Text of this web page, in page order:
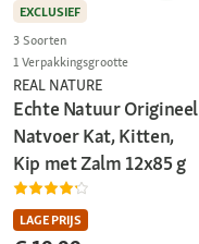
EXCLUSIEF
3 Soorten
1 Verpakkingsgrootte
REAL NATURE
Echte Natuur Origineel
Natvoer Kat, Kitten,
Kip met Zalm 12x85 g
LAGE PRIJS